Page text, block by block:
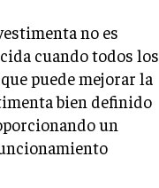
no es
cuando todos los
puede mejorar la
bien definido
un